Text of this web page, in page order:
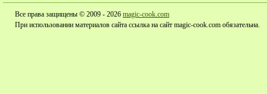
Все права защищены © 2009 - 2026 magic-cook.com
При использовании материалов сайта ссылка на сайт magic-cook.com обязательна.